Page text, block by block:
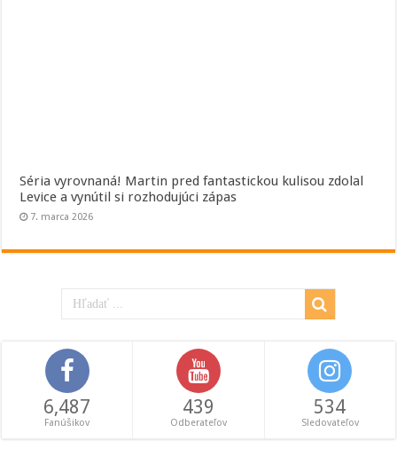
Séria vyrovnaná! Martin pred fantastickou kulisou zdolal
Levice a vynútil si rozhodujúci zápas
7. marca 2026
6,487
Fanúšikov
439
Odberateľov
534
Sledovateľov